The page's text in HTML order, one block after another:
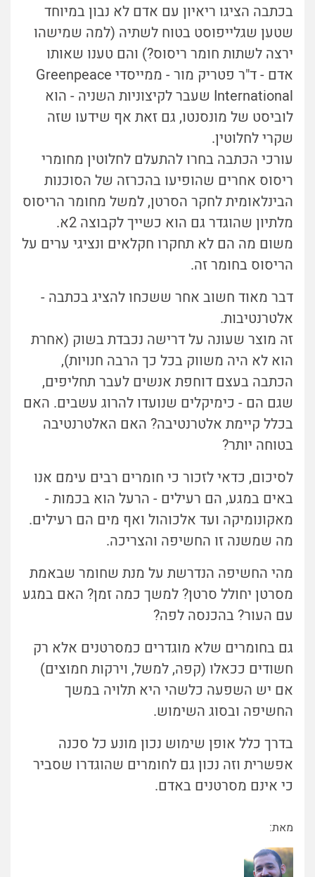
בכתבה הציגו ריאיון עם אדם לא נבון במיוחד
שטען שגלייפוסט בטוח לשתיה (למה שמישהו
ירצה לשתות חומר ריסוס?) והם טענו שאותו
אדם - ד"ר פטריק מור - ממייסדי Greenpeace
International שעבר לקיצוניות השניה - הוא
לוביסט של מונסנטו, גם זאת אף שידעו שזה
שקרי לחלוטין.
עורכי הכתבה בחרו להתעלם לחלוטין מחומרי
ריסוס אחרים שהופיעו בהכרזה של הסוכנות
הבינלאומית לחקר הסרטן, למשל מחומר הריסוס
מלתיון שהוגדר גם הוא כשייך לקבוצה 2א.
משום מה הם לא תחקרו חקלאים ונציגי ערים על
הריסוס בחומר זה.
דבר מאוד חשוב אחר ששכחו להציג בכתבה -
אלטרנטיבות.
זה מוצר שעונה על דרישה נכבדת בשוק (אחרת
הוא לא היה משווק בכל כך הרבה חנויות),
הכתבה בעצם דוחפת אנשים לעבר תחליפים,
שגם הם - כימיקלים שנועדו להרוג עשבים. האם
בכלל קיימת אלטרנטיבה? האם האלטרנטיבה
בטוחה יותר?
לסיכום, כדאי לזכור כי חומרים רבים עימם אנו
באים במגע, הם רעילים - הרעל הוא בכמות -
מאקונומיקה ועד אלכוהול ואף מים הם רעילים.
מה שמשנה זו החשיפה והצריכה.
מהי החשיפה הנדרשת על מנת שחומר שבאמת
מסרטן יחולל סרטן? למשך כמה זמן? האם במגע
עם העור? בהכנסה לפה?
גם בחומרים שלא מוגדרים כמסרטנים אלא רק
חשודים ככאלו (קפה, למשל, וירקות חמוצים)
אם יש השפעה כלשהי היא תלויה במשך
החשיפה ובסוג השימוש.
בדרך כלל אופן שימוש נכון מונע כל סכנה
אפשרית וזה נכון גם לחומרים שהוגדרו שסביר
כי אינם מסרטנים באדם.
מאת: